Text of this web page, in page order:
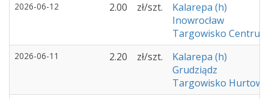
2026-06-12 2.00 zł/szt.
Kalarepa (h)
Inowrocław
Targowisko
2026-06-11 2.20 zł/szt.
Kalarepa (h)
Grudziądz
Targowisko